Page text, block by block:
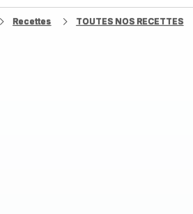
Recettes TOUTES NOS RECETTES